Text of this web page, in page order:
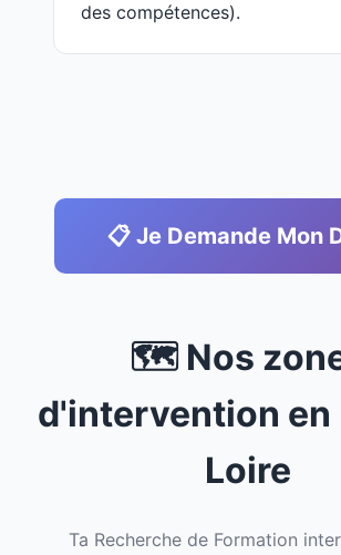
des compétences).
📋 Je Demande Mon
🗺️ Nos
d'intervention en
Loire
Ta Recherche de Formation